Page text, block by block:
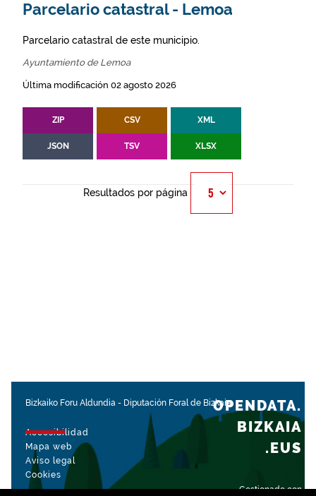
Parcelario catastral - Lemoa
Parcelario catastral de este municipio.
Ayuntamiento de Lemoa
Última modificación 02 agosto 2026
ZIP CSV XML
JSON TSV XLSX
Resultados por página
Bizkaiko Foru Aldundia - Diputación Foral de Bizkaia
Accesibilidad
Mapa web
Aviso legal
Cookies
Gestionado con
OPENDATA.
BIZKAIA
.EUS